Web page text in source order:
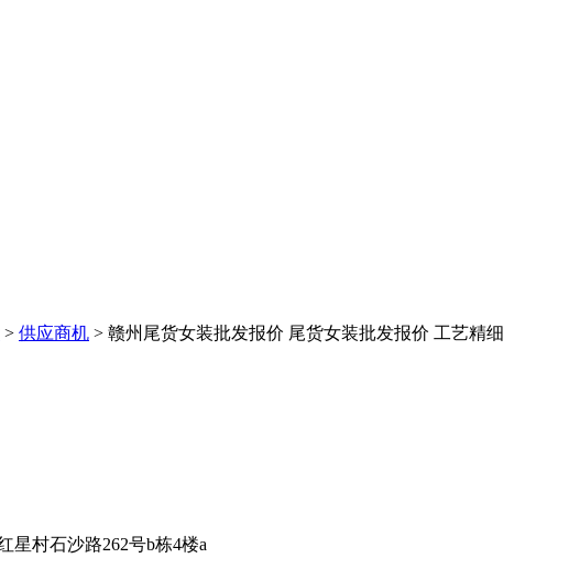
> 供应商机 > 赣州尾货女装批发报价 尾货女装批发报价 工艺精细
星村石沙路262号b栋4楼a